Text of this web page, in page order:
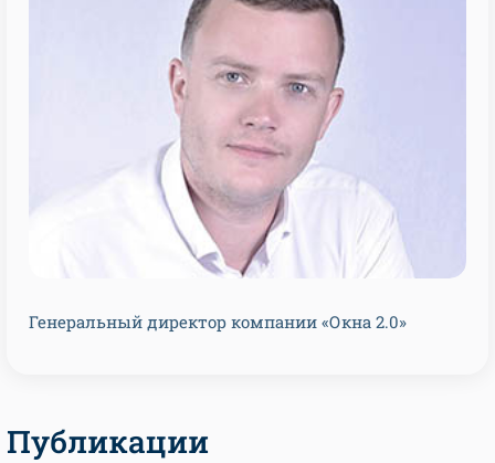
Генеральный директор компании «Окна 2.0»
Публикации